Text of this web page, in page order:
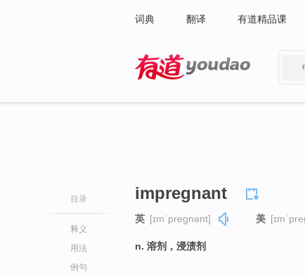
词典 翻译 有道精品课
目录
释义
用法
例句
impregnant
英 [ɪmˈpreɡnənt] 美
n. 溶剂，浸渍剂